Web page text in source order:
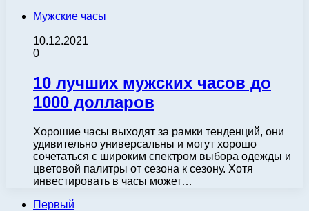
Мужские часы
10.12.2021
0
10 лучших мужских часов до
1000 долларов
Хорошие часы выходят за рамки тенденций, они
удивительно универсальны и могут хорошо
сочетаться с широким спектром выбора одежды и
цветовой палитры от сезона к сезону. Хотя
инвестировать в часы может…
Первый